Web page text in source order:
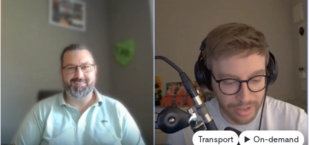
Transport ▶️ On-demand